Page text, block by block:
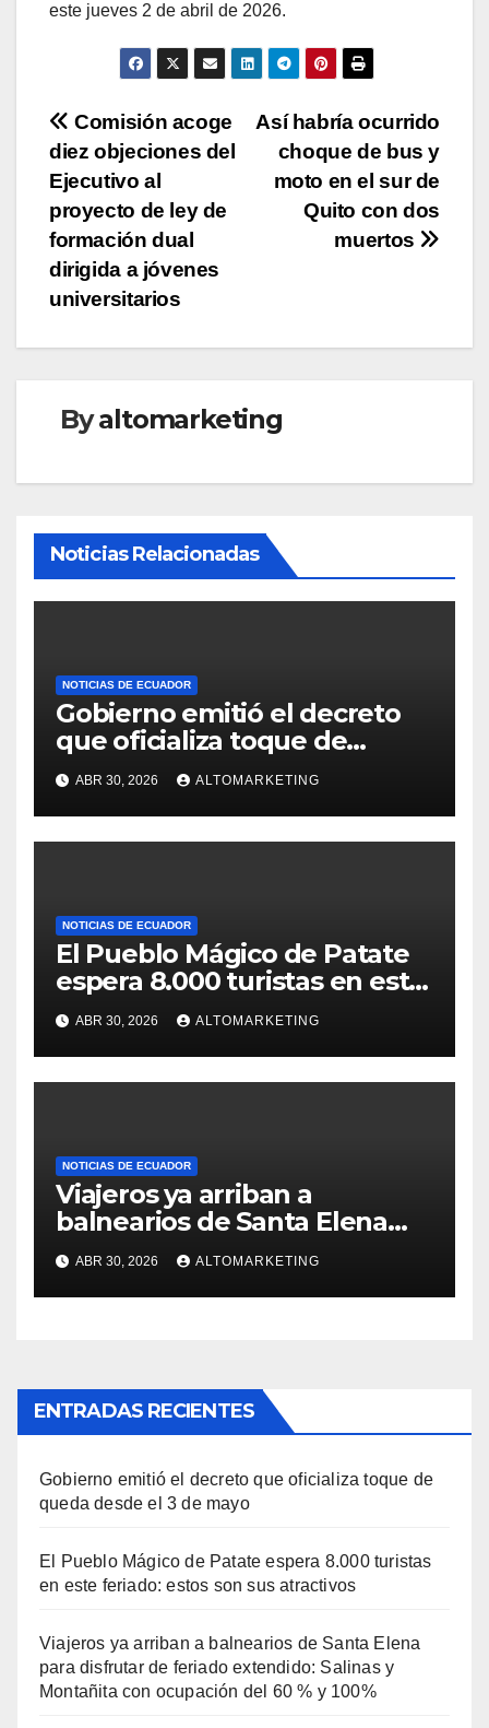
este jueves 2 de abril de 2026.
Navegación
de
entradas
Así habría ocurrido
choque de bus y
moto en el sur de
Quito con dos
muertos
Comisión acoge
diez objeciones del
Ejecutivo al
proyecto de ley de
formación dual
dirigida a jóvenes
universitarios
Byaltomarketing
Noticias Relacionadas
NOTICIAS DE ECUADOR
Gobierno emitió el decreto
que oficializa toque de
queda desde el 3 de mayo
ABR 30, 2026 ALTOMARKETING
NOTICIAS DE ECUADOR
El Pueblo Mágico de Patate
espera 8.000 turistas en este
feriado: estos son sus
atractivos
ABR 30, 2026 ALTOMARKETING
NOTICIAS DE ECUADOR
Viajeros ya arriban a
balnearios de Santa Elena
para disfrutar de feriado
extendido: Salinas y
Montañita con ocupación del
ABR 30, 2026 ALTOMARKETING
ENTRADAS RECIENTES
Gobierno emitió el decreto que oficializa toque de
queda desde el 3 de mayo
El Pueblo Mágico de Patate espera 8.000 turistas
en este feriado: estos son sus atractivos
Viajeros ya arriban a balnearios de Santa Elena
para disfrutar de feriado extendido: Salinas y
Montañita con ocupación del 60 % y 100%